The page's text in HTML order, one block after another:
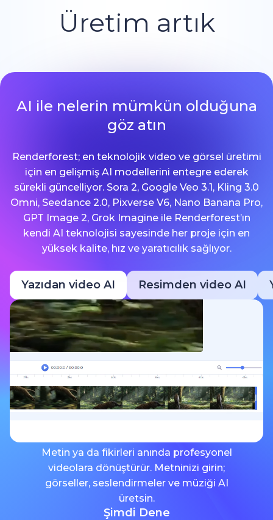
Üretim artık
AI ile nelerin mümkün olduğuna
göz atın
Renderforest; en teknolojik video ve görsel üretimi
için en gelişmiş AI modellerini entegre ederek
sürekli güncelliyor. Sora 2, Google Veo 3.1, Kling 3.0
Omni, Seedance 2.0, Pixverse V6, Nano Banana Pro,
GPT Image 2, Grok Imagine ile Renderforest’ın
kendi AI teknolojisi sayesinde her proje için en
yüksek kalite, hız ve yaratıcılık sağlıyor.
Yazıdan video AI Resimden video AI
Metin ya da fikirleri anında profesyonel
videolara dönüştürür. Metninizi girin;
görseller, seslendirmeler ve müziği AI
üretsin.
Şimdi Dene